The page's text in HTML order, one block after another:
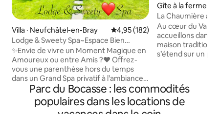
Villa · Neufchâtel-en-Bray Note moyenne de 4,95 sur 5,
4,95 (182)
Lodge & Sweety Spa~Espace Bien
Etre~Cinéma~Braséro
✨Envie de vivre un Moment Magique en
Amoureux ou entre Amis ?❤️ Offrez-
vous une parenthèse hors du temps
dans un Grand Spa privatif à l’ambiance
romantique sous le Ciel Étoilé, véritable
invitation au voyage sous les tropiques🌴
💦Détendez-vous dans l'Espace Bien-
Gîte à la ferme ·
-la-Corbeline
La Chaumière
Au cœur du Val
accueillons dans
maison
s’étend sur un
directement à la
vous pourrez voir
poussin ou d’agneaux.
Parc du Bocasse : les commodités
populaires dans les locations de